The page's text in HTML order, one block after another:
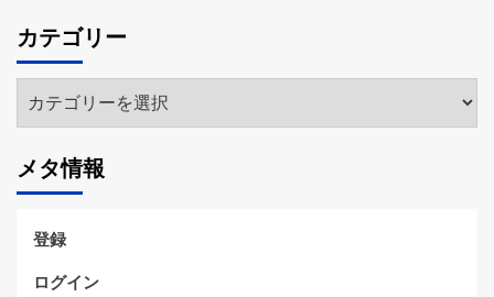
イ
ブ
カテゴリー
テ
リ
ー
メタ情報
登録
ログイン